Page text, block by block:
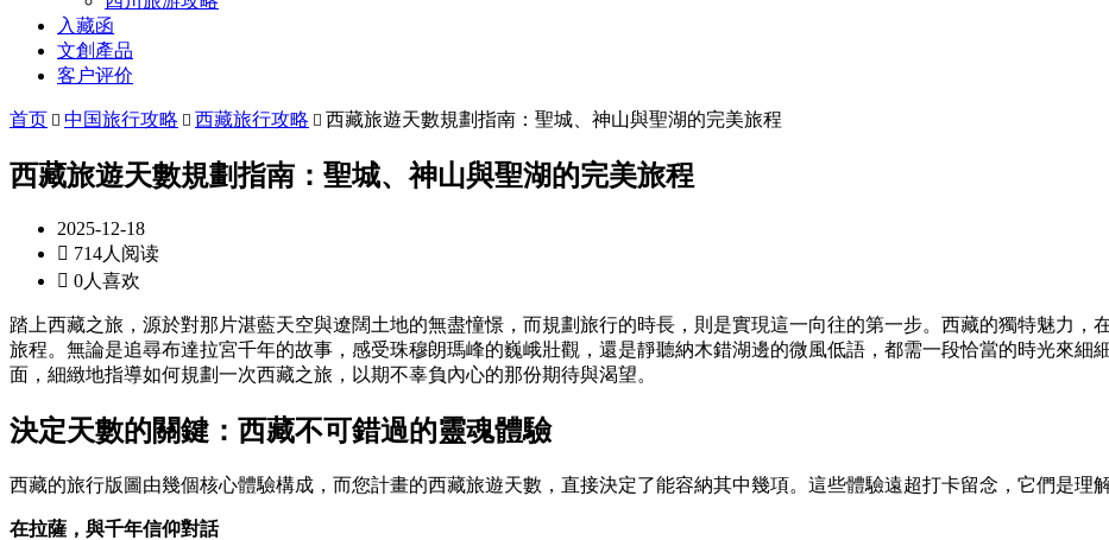
入藏函
文創產品
客户评价
首页  中国旅行攻略  西藏旅行攻略  西藏旅遊天數規劃指南：聖城、神山與聖湖的完美旅程
西藏旅遊天數規劃指南：聖城、神山與聖湖的完美旅程
2025-12-18
 714人阅读
 0人喜欢
踏上西藏之旅，源於對那片湛藍天空與遼闊土地的無盡憧憬，而規劃旅行的時長，則是實現這一向往的第一步。西藏的獨特魅力，
旅程。無論是追尋布達拉宮千年的故事，感受珠穆朗瑪峰的巍峨壯觀，還是靜聽納木錯湖邊的微風低語，都需一段恰當的時光來細
面，細緻地指導如何規劃一次西藏之旅，以期不辜負內心的那份期待與渴望。
決定天數的關鍵：西藏不可錯過的靈魂體驗
西藏的旅行版圖由幾個核心體驗構成，而您計畫的西藏旅遊天數，直接決定了能容納其中幾項。這些體驗遠超打卡留念，它們是理
在拉薩，與千年信仰對話